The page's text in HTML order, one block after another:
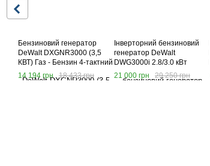
Бензиновий генератор
DeWalt DXGNR3000 (3,5
КВТ) Газ - Бензин 4-тактний
генератор Деволт
14 194 грн 18 433 грн
Інверторний бензиновий
генератор DeWalt
DWG3000i 2.8/3.0 кВт
21 000 грн
29 250 грн